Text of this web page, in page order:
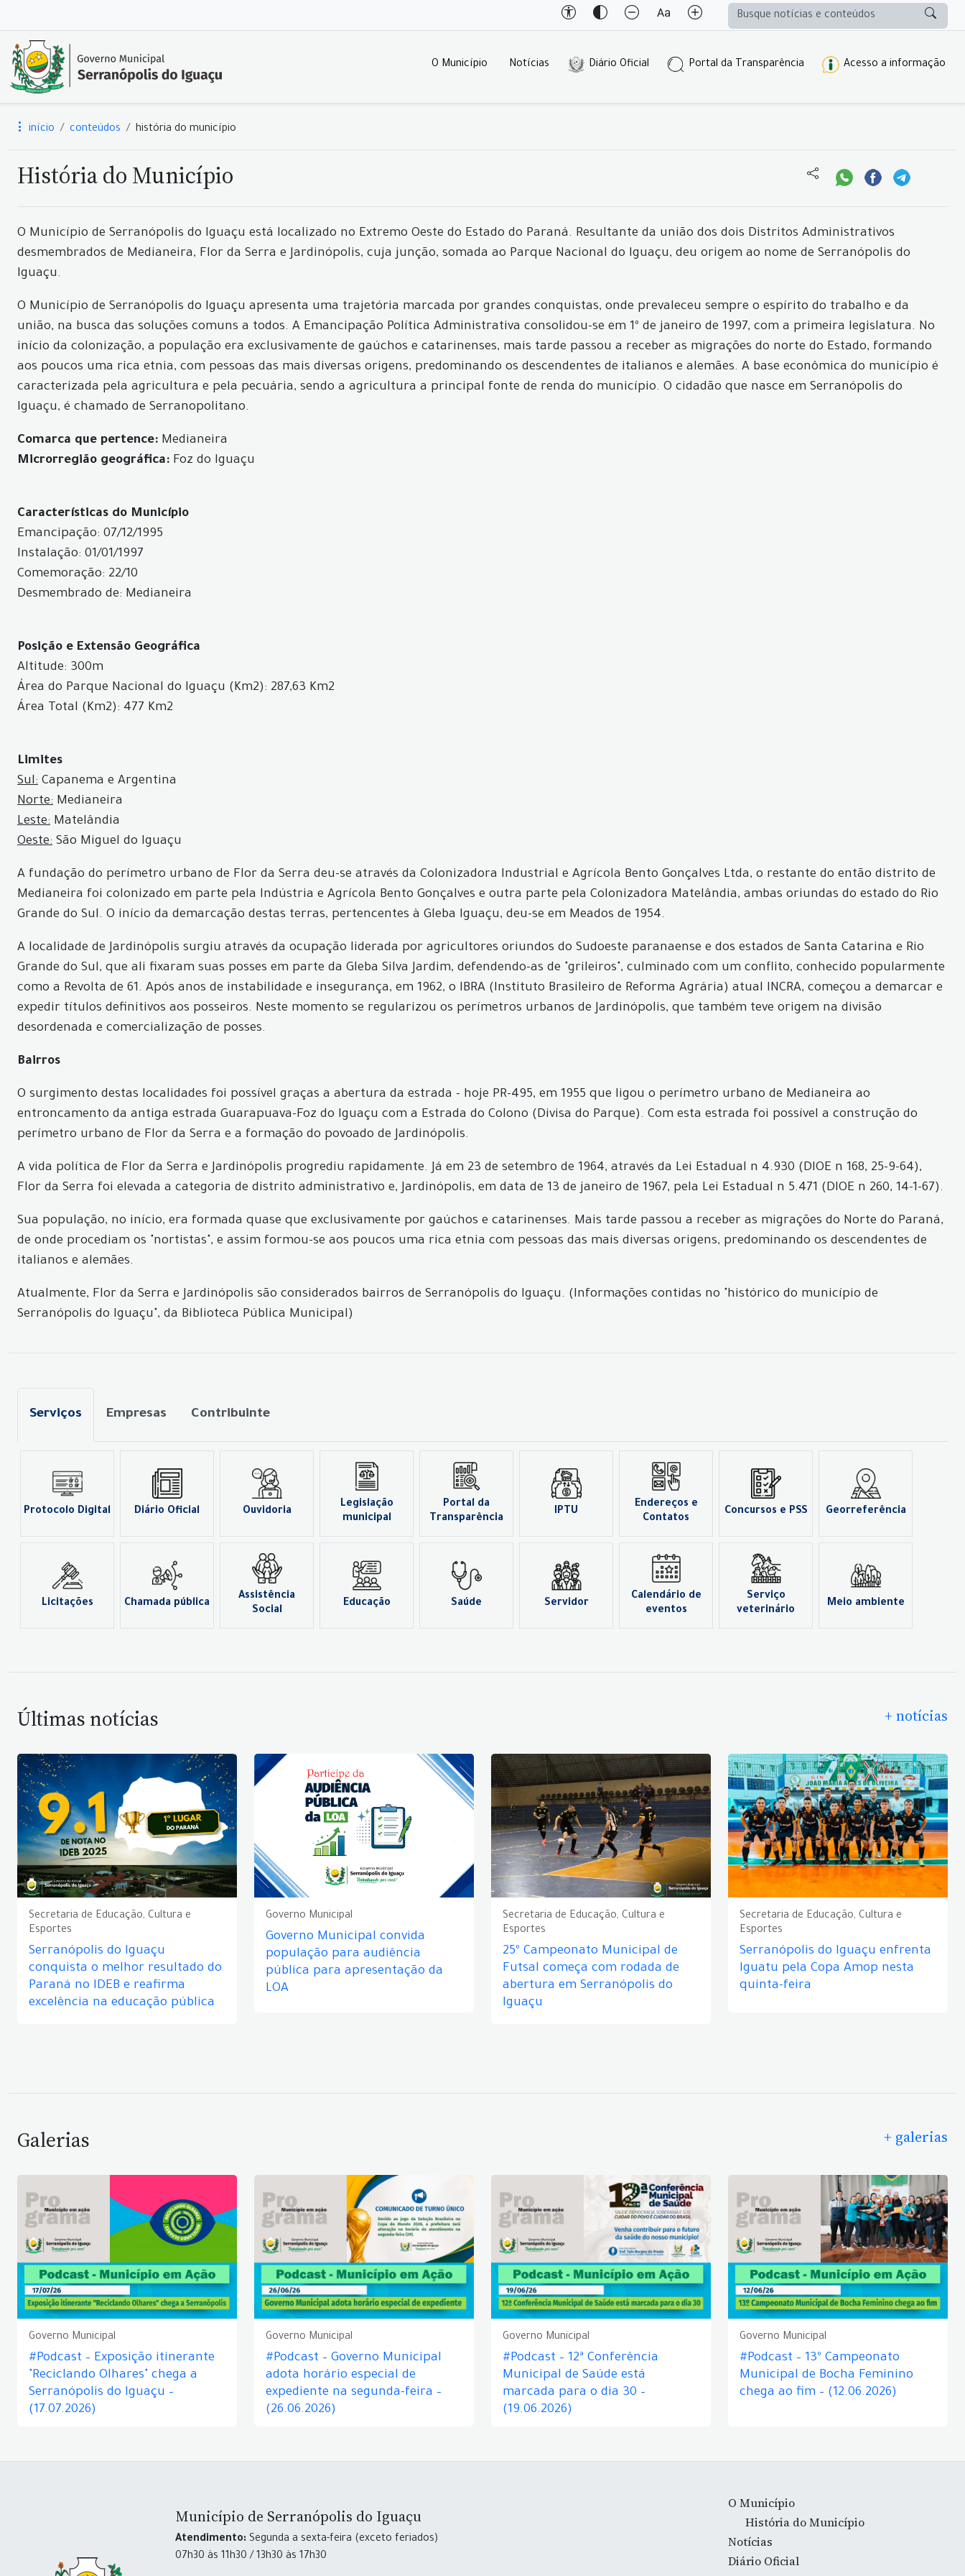
O Município Notícias Diário Oficial Portal da Transparência Acesso a informação
início conteúdos história do município
História do Município
O Município de Serranópolis do Iguaçu está localizado no Extremo Oeste do Estado do Paraná. Resultante da união dos dois Distritos Administrativos
desmembrados de Medianeira, Flor da Serra e Jardinópolis, cuja junção, somada ao Parque Nacional do Iguaçu, deu origem ao nome de Serranópolis do
Iguaçu.
O Município de Serranópolis do Iguaçu apresenta uma trajetória marcada por grandes conquistas, onde prevaleceu sempre o espírito do trabalho e da
união, na busca das soluções comuns a todos. A Emancipação Política Administrativa consolidou-se em 1º de janeiro de 1997, com a primeira legislatura. No
início da colonização, a população era exclusivamente de gaúchos e catarinenses, mais tarde passou a receber as migrações do norte do Estado, formando
aos poucos uma rica etnia, com pessoas das mais diversas origens, predominando os descendentes de italianos e alemães. A base econômica do município é
caracterizada pela agricultura e pela pecuária, sendo a agricultura a principal fonte de renda do município. O cidadão que nasce em Serranópolis do
Iguaçu, é chamado de Serranopolitano.
Comarca que pertence: Medianeira
Microrregião geográfica: Foz do Iguaçu
Características do Município
Emancipação: 07/12/1995
Instalação: 01/01/1997
Comemoração: 22/10
Desmembrado de: Medianeira
Posição e Extensão Geográfica
Altitude: 300m
Área do Parque Nacional do Iguaçu (Km2): 287,63 Km2
Área Total (Km2): 477 Km2
Limites
Sul: Capanema e Argentina
Norte: Medianeira
Leste: Matelândia
Oeste: São Miguel do Iguaçu
A fundação do perímetro urbano de Flor da Serra deu-se através da Colonizadora Industrial e Agrícola Bento Gonçalves Ltda, o restante do então distrito de
Medianeira foi colonizado em parte pela Indústria e Agrícola Bento Gonçalves e outra parte pela Colonizadora Matelândia, ambas oriundas do estado do Rio
Grande do Sul. O início da demarcação destas terras, pertencentes à Gleba Iguaçu, deu-se em Meados de 1954.
A localidade de Jardinópolis surgiu através da ocupação liderada por agricultores oriundos do Sudoeste paranaense e dos estados de Santa Catarina e Rio
Grande do Sul, que ali fixaram suas posses em parte da Gleba Silva Jardim, defendendo-as de "grileiros", culminado com um conflito, conhecido popularmente
como a Revolta de 61. Após anos de instabilidade e insegurança, em 1962, o IBRA (Instituto Brasileiro de Reforma Agrária) atual INCRA, começou a demarcar e
expedir títulos definitivos aos posseiros. Neste momento se regularizou os perímetros urbanos de Jardinópolis, que também teve origem na divisão
desordenada e comercialização de posses.
Bairros
O surgimento destas localidades foi possível graças a abertura da estrada - hoje PR-495, em 1955 que ligou o perímetro urbano de Medianeira ao
entroncamento da antiga estrada Guarapuava-Foz do Iguaçu com a Estrada do Colono (Divisa do Parque). Com esta estrada foi possível a construção do
perímetro urbano de Flor da Serra e a formação do povoado de Jardinópolis.
A vida política de Flor da Serra e Jardinópolis progrediu rapidamente. Já em 23 de setembro de 1964, através da Lei Estadual n 4.930 (DIOE n 168, 25-9-64),
Flor da Serra foi elevada a categoria de distrito administrativo e, Jardinópolis, em data de 13 de janeiro de 1967, pela Lei Estadual n 5.471 (DIOE n 260, 14-1-67).
Sua população, no início, era formada quase que exclusivamente por gaúchos e catarinenses. Mais tarde passou a receber as migrações do Norte do Paraná,
de onde procediam os "nortistas", e assim formou-se aos poucos uma rica etnia com pessoas das mais diversas origens, predominando os descendentes de
italianos e alemães.
Atualmente, Flor da Serra e Jardinópolis são considerados bairros de Serranópolis do Iguaçu. (Informações contidas no "histórico do município de
Serranópolis do Iguaçu", da Biblioteca Pública Municipal)
Serviços Empresas Contribuinte
Protocolo Digital Diário Oficial Ouvidoria
Legislação
municipal
Portal da
Transparência
IPTU
Endereços e
Contatos
Concursos e PSS Georreferência
Licitações Chamada pública
Assistência
Social
Educação Saúde Servidor
Calendário de
eventos
Serviço
veterinário
Meio ambiente
Últimas notícias + notícias
Secretaria de Educação, Cultura e
Esportes
Serranópolis do Iguaçu
conquista o melhor resultado do
Paraná no IDEB e reafirma
excelência na educação pública
Governo Municipal
Governo Municipal convida
população para audiência
pública para apresentação da
LOA
Secretaria de Educação, Cultura e
Esportes
25º Campeonato Municipal de
Futsal começa com rodada de
abertura em Serranópolis do
Iguaçu
Secretaria de Educação, Cultura e
Esportes
Serranópolis do Iguaçu enfrenta
Iguatu pela Copa Amop nesta
quinta-feira
Galerias + galerias
Governo Municipal
#Podcast – Exposição itinerante
"Reciclando Olhares" chega a
Serranópolis do Iguaçu –
(17.07.2026)
Governo Municipal
#Podcast – Governo Municipal
adota horário especial de
expediente na segunda-feira –
(26.06.2026)
Governo Municipal
#Podcast – 12ª Conferência
Municipal de Saúde está
marcada para o dia 30 –
(19.06.2026)
Governo Municipal
#Podcast – 13º Campeonato
Municipal de Bocha Feminino
chega ao fim – (12.06.2026)
Município de Serranópolis do Iguaçu
Atendimento: Segunda a sexta-feira (exceto feriados)
07h30 às 11h30 / 13h30 às 17h30
O Município
História do Município
Notícias
Diário Oficial